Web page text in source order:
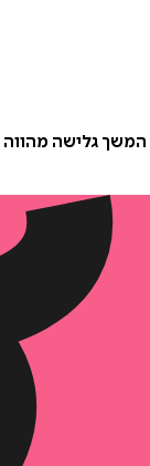
המשך גלישה מהווה